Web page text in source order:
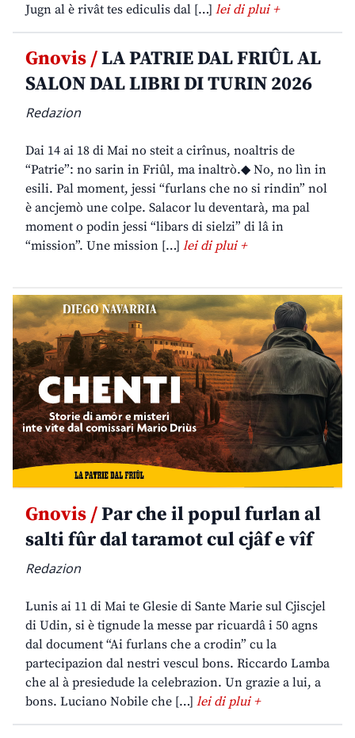
Jugn al è rivât tes ediculis dal […] lei di plui +
Gnovis /LA PATRIE DAL FRIÛL AL
SALON DAL LIBRI DI TURIN 2026
Redazion
Dai 14 ai 18 di Mai no steit a cirînus, noaltris de
“Patrie”: no sarin in Friûl, ma inaltrò.◆ No, no lìn in
esili. Pal moment, jessi “furlans che no si rindin” nol
è ancjemò une colpe. Salacor lu deventarà, ma pal
moment o podin jessi “libars di sielzi” di lâ in
“mission”. Une mission […] lei di plui +
Gnovis /Par che il popul furlan al
salti fûr dal taramot cul cjâf e vîf
Redazion
Lunis ai 11 di Mai te Glesie di Sante Marie sul Cjiscjel
di Udin, si è tignude la messe par ricuardâ i 50 agns
dal document “Ai furlans che a crodin” cu la
partecipazion dal nestri vescul bons. Riccardo Lamba
che al à presiedude la celebrazion. Un grazie a lui, a
bons. Luciano Nobile che […] lei di plui +